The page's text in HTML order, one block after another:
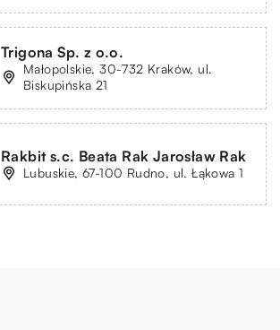
Trigona Sp. z o.o.
Małopolskie, 30-732 Kraków, ul.
Biskupińska 21
Rakbit s.c. Beata Rak Jarosław Rak
Lubuskie, 67-100 Rudno, ul. Łąkowa 1